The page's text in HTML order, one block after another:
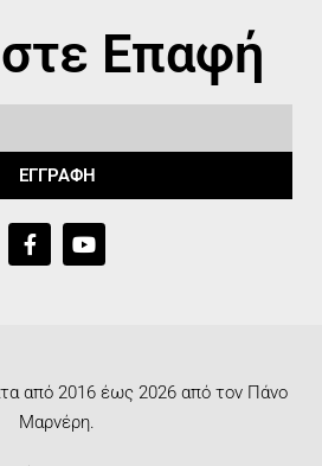
Επαφή
ΕΓΓΡΑΦΗ
από 2016 έως 2026 από τον Πάνο
Μαρνέρη.